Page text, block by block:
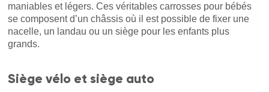
maniables et légers. Ces véritables carrosses pour bébés
se composent d’un châssis où il est possible de fixer une
nacelle, un landau ou un siège pour les enfants plus
grands.
Siège vélo et siège auto